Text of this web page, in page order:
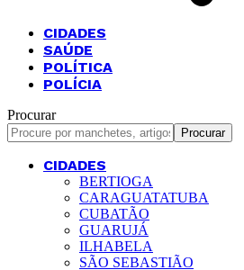
CIDADES
SAÚDE
POLÍTICA
POLÍCIA
Procurar
CIDADES
BERTIOGA
CARAGUATATUBA
CUBATÃO
GUARUJÁ
ILHABELA
SÃO SEBASTIÃO